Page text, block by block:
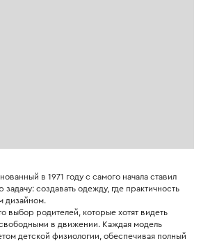
в 1971 году с самого начала ставил
создавать одежду, где практичность
дизайном.
выбор родителей, которые хотят видеть
в движении. Каждая модель
детской физиологии, обеспечивая полный